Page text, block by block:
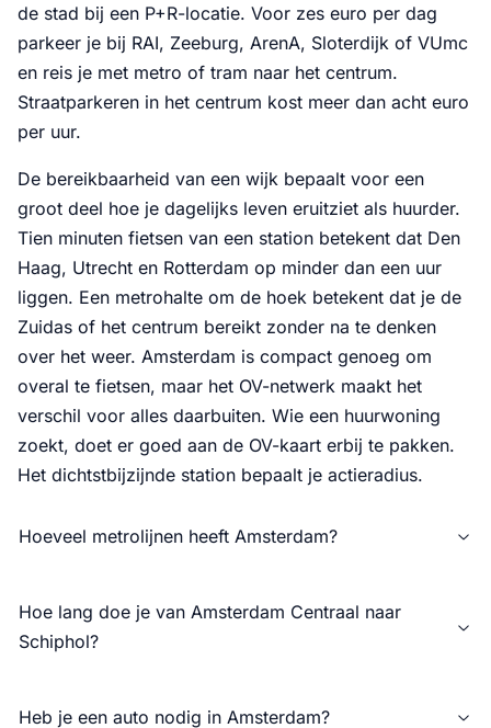
de stad bij een P+R-locatie. Voor zes euro per dag
parkeer je bij RAI, Zeeburg, ArenA, Sloterdijk of VUmc
en reis je met metro of tram naar het centrum.
Straatparkeren in het centrum kost meer dan acht euro
per uur.
De bereikbaarheid van een wijk bepaalt voor een
groot deel hoe je dagelijks leven eruitziet als huurder.
Tien minuten fietsen van een station betekent dat Den
Haag, Utrecht en Rotterdam op minder dan een uur
liggen. Een metrohalte om de hoek betekent dat je de
Zuidas of het centrum bereikt zonder na te denken
over het weer. Amsterdam is compact genoeg om
overal te fietsen, maar het OV-netwerk maakt het
verschil voor alles daarbuiten. Wie een huurwoning
zoekt, doet er goed aan de OV-kaart erbij te pakken.
Het dichtstbijzijnde station bepaalt je actieradius.
Hoeveel metrolijnen heeft Amsterdam?
Hoe lang doe je van Amsterdam Centraal naar
Schiphol?
Heb je een auto nodig in Amsterdam?